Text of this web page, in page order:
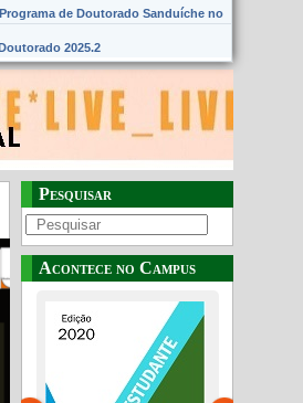
de Doutorado Sanduíche no
2025.2
Pesquisar
Acontece no Campus